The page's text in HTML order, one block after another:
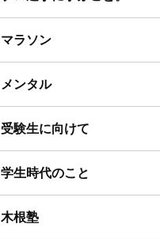
マラソン
メンタル
受験生に向けて
学生時代のこと
木根塾